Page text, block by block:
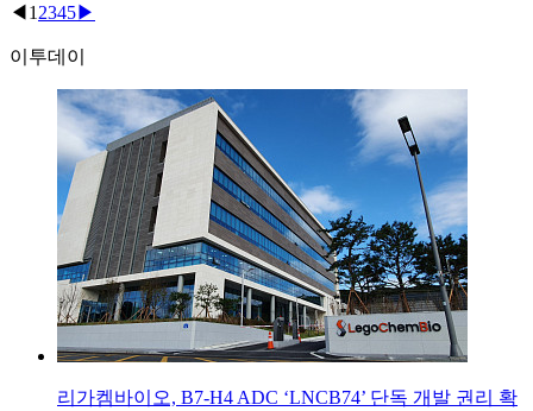
◀ 1 2345▶
이투데이
리가켐바이오, B7-H4 ADC ‘LNCB74’ 단독 개발 권리 확